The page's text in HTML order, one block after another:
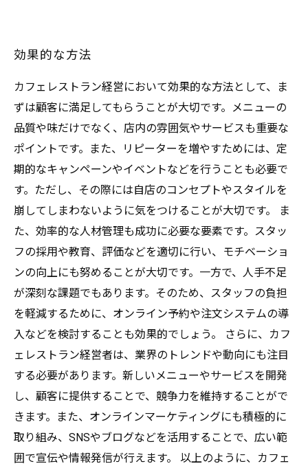
効果的な方法
カフェレストラン経営において効果的な方法として、ま
ずは顧客に満足してもらうことが大切です。メニューの
品質や味だけでなく、店内の雰囲気やサービスも重要な
ポイントです。また、リピーターを増やすためには、定
期的なキャンペーンやイベントなどを行うことも必要で
す。ただし、その際には自店のコンセプトやスタイルを
崩してしまわないように気をつけることが大切です。 ま
た、効率的な人材管理も成功に必要な要素です。スタッ
フの採用や教育、評価などを適切に行い、モチベーショ
ンの向上にも努めることが大切です。一方で、人手不足
が深刻な課題でもあります。そのため、スタッフの負担
を軽減するために、オンライン予約や注文システムの導
入などを検討することも効果的でしょう。 さらに、カフ
ェレストラン経営者は、業界のトレンドや動向にも注目
する必要があります。新しいメニューやサービスを開発
し、顧客に提供することで、競争力を維持することがで
きます。また、オンラインマーケティングにも積極的に
取り組み、SNSやブログなどを活用することで、広い範
囲で宣伝や情報発信が行えます。 以上のように、カフェ